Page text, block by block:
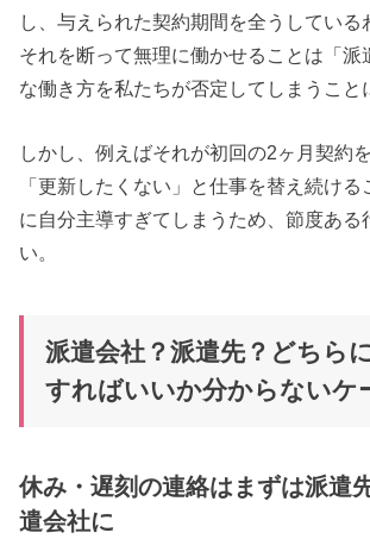
し、与えられた契約期間を全うしている
それを断って無理に働かせることは「派
な働き方を私たちが否定してしまうこと
しかし、例えばそれが初回の2ヶ月契約
「更新したくない」と仕事を替え続ける
に自分主導すぎてしまうため、節度ある
い。
派遣会社？派遣先？どちら
すればいいか分からないケ
休み・遅刻の連絡はまずは派遣
遣会社に